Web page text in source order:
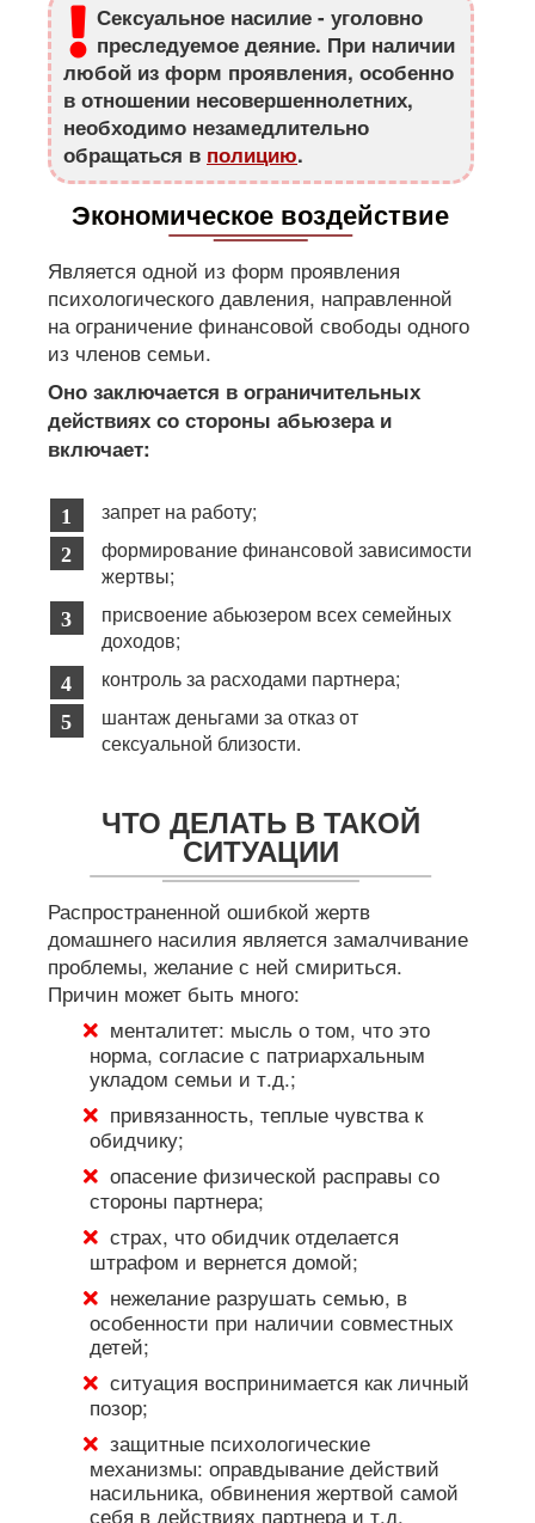
Сексуальное насилие - уголовно
преследуемое деяние. При наличии
любой из форм проявления, особенно
в отношении несовершеннолетних,
необходимо незамедлительно
обращаться в полицию.
Экономическое воздействие
Является одной из форм проявления
психологического давления, направленной
на ограничение финансовой свободы одного
из членов семьи.
Оно заключается в ограничительных
действиях со стороны абьюзера и
включает:
запрет на работу;
формирование финансовой зависимости
жертвы;
присвоение абьюзером всех семейных
доходов;
контроль за расходами партнера;
шантаж деньгами за отказ от
сексуальной близости.
ЧТО ДЕЛАТЬ В ТАКОЙ
СИТУАЦИИ
Распространенной ошибкой жертв
домашнего насилия является замалчивание
проблемы, желание с ней смириться.
Причин может быть много:
менталитет: мысль о том, что это
норма, согласие с патриархальным
укладом семьи и т.д.;
привязанность, теплые чувства к
обидчику;
опасение физической расправы со
стороны партнера;
страх, что обидчик отделается
штрафом и вернется домой;
нежелание разрушать семью, в
особенности при наличии совместных
детей;
ситуация воспринимается как личный
позор;
защитные психологические
механизмы: оправдывание действий
насильника, обвинения жертвой самой
себя в действиях партнера и т.д.